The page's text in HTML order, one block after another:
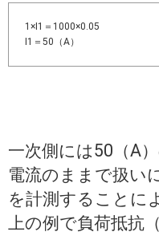
1×I1＝1000×0.05
I1＝50（A）
一次側には50（A
電流のままで扱い
を計測することに
上の例で負荷抵抗